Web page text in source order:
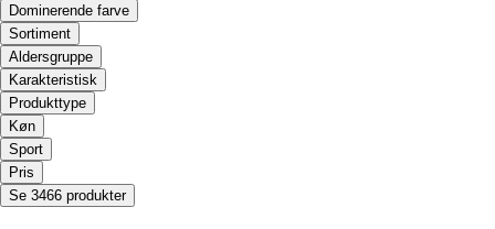
Dominerende farve
Sortiment
Aldersgruppe
Karakteristisk
Produkttype
Køn
Sport
Pris
Se 3466 produkter